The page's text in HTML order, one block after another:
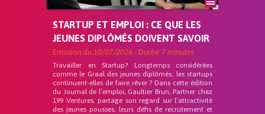
STARTUP ET EMPLOI : CE QUE LES
JEUNES DIPLÔMÉS DOIVENT SAVOIR
Emission du 10/07/2026 - Durée 7 minutes
Travailler en Startup? Longtemps considérées
comme le Graal des jeunes diplômés, les startups
continuent-elles de faire rêver ? Dans cette édition
du Journal de l’emploi, Gaultier Brun, Partner chez
199 Ventures, partage son regard sur l’attractivité
des jeunes pousses, leurs défis de recrutement et